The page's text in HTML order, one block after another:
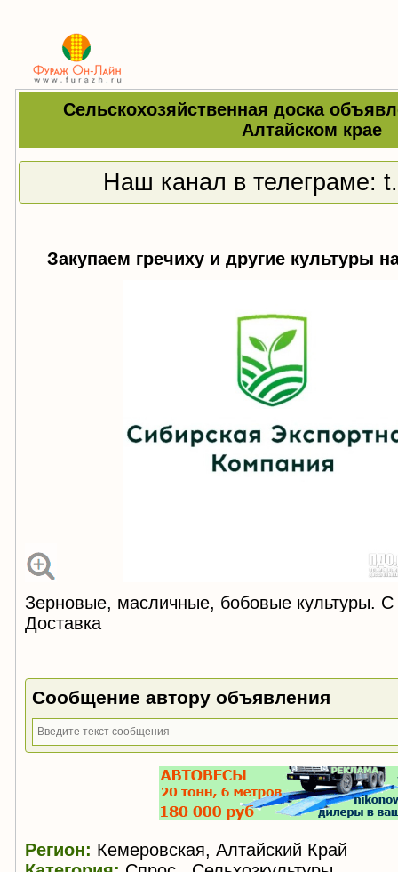
Сельскохозяйственная доска
Алтайском крае
Наш канал в телеграме:
Закупаем гречиху и другие культуры
Зерновые, масличные, бобовые культуры.
Доставка
Сообщение автору объявления
Регион: Кемеровская, Алтайский Край